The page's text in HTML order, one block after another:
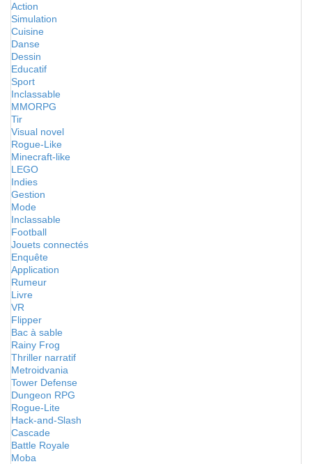
Action
Simulation
Cuisine
Danse
Dessin
Educatif
Sport
Inclassable
MMORPG
Tir
Visual novel
Rogue-Like
Minecraft-like
LEGO
Indies
Gestion
Mode
Inclassable
Football
Jouets connectés
Enquête
Application
Rumeur
Livre
VR
Flipper
Bac à sable
Rainy Frog
Thriller narratif
Metroidvania
Tower Defense
Dungeon RPG
Rogue-Lite
Hack-and-Slash
Cascade
Battle Royale
Moba